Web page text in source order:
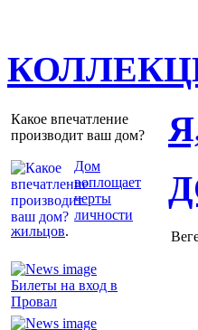
Какое впечатление
производит ваш дом?
Дом
воплощает
черты
личности
жильцов.
Билеты на вход в
Провал